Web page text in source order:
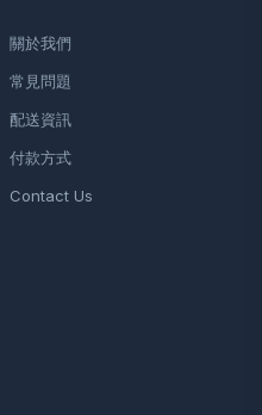
關於我們
常見問題
配送資訊
付款方式
Contact Us